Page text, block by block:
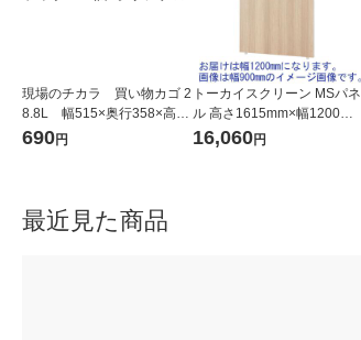
現場のチカラ 買い物カゴ 2
8.8L 幅515×奥行358×高さ
252mm ブラック 1個 オ
690円
トーカイスクリーン MSパネ
ル 高さ1615mm×幅1200mm
木目調ナチュラル MSW-161
16,060円
最近見た商品